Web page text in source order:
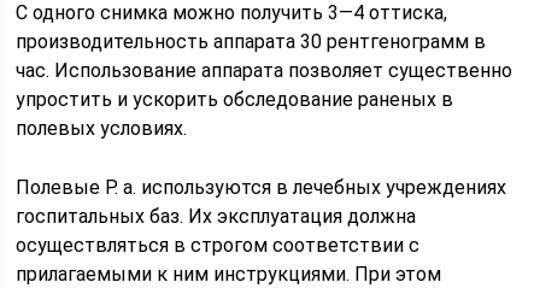
С одного снимка можно получить 3—4 оттиска,
производительность аппарата 30 рентгенограмм в
час. Использование аппарата позволяет существенно
упростить и ускорить обследование раненых в
полевых условиях.
Полевые Р. а. используются в лечебных учреждениях
госпитальных баз. Их эксплуатация должна
осуществляться в строгом соответствии с
прилагаемыми к ним инструкциями. При этом